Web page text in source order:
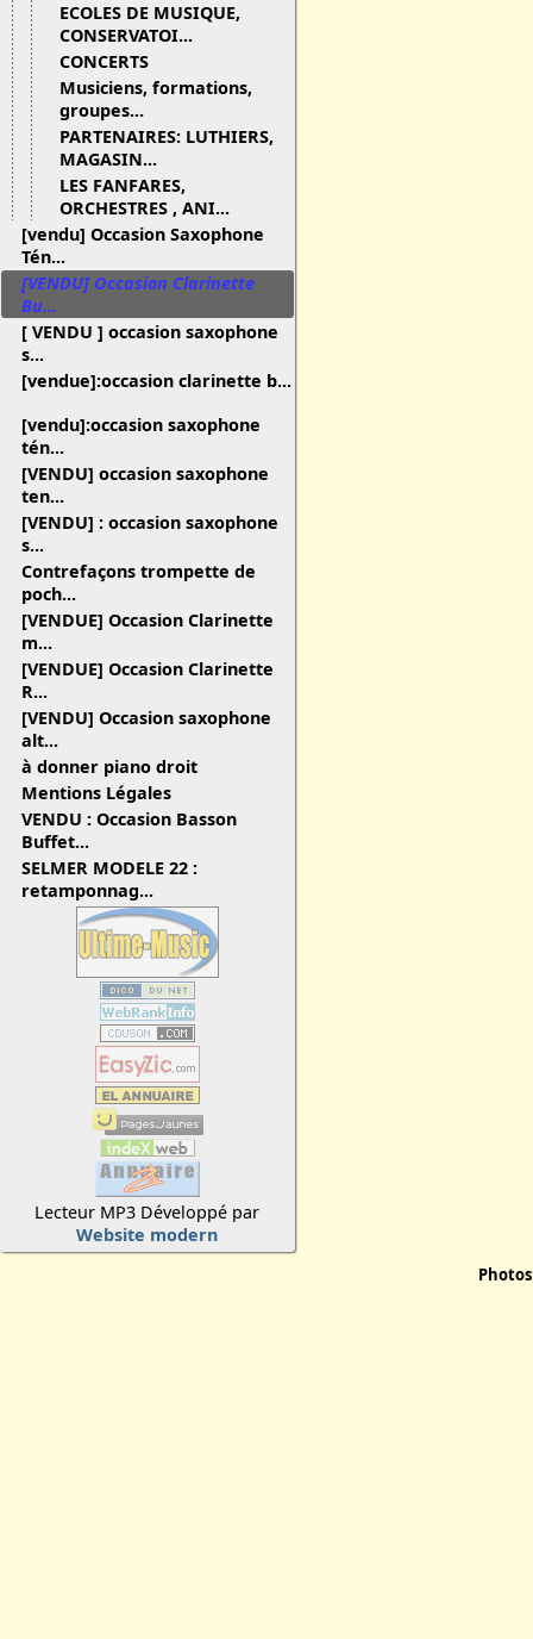
ECOLES DE MUSIQUE,
CONSERVATOI...
CONCERTS
Musiciens, formations,
groupes...
PARTENAIRES: LUTHIERS,
MAGASIN...
LES FANFARES,
ORCHESTRES , ANI...
[vendu] Occasion Saxophone
Tén...
[VENDU] Occasion Clarinette
Bu...
[ VENDU ] occasion saxophone
s...
[vendue]:occasion clarinette b...
[vendu]:occasion saxophone
tén...
[VENDU] occasion saxophone
ten...
[VENDU] : occasion saxophone
s...
Contrefaçons trompette de
poch...
[VENDUE] Occasion Clarinette
m...
[VENDUE] Occasion Clarinette
R...
[VENDU] Occasion saxophone
alt...
à donner piano droit
Mentions Légales
VENDU : Occasion Basson
Buffet...
SELMER MODELE 22 :
retamponnag...
Lecteur MP3 Développé par
Website modern